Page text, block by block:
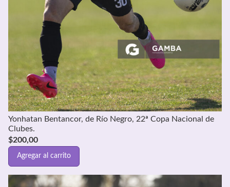
Yonhatan Bentancor, de Río Negro, 22ª Copa Nacional de
Clubes.
$200,00
Agregar al carrito